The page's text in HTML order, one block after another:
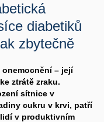
diabetiků
zbytečně
– její
ztrátě zraku.
sítnice v
cukru v krvi, patří
v produktivním